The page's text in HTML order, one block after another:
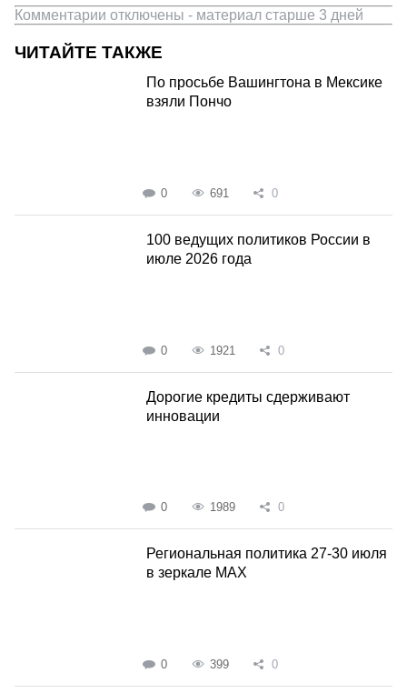
Комментарии отключены - материал старше 3 дней
ЧИТАЙТЕ ТАКЖЕ
По просьбе Вашингтона в Мексике
взяли Пончо
0 691 0
100 ведущих политиков России в
июле 2026 года
0 1921 0
Дорогие кредиты сдерживают
инновации
0 1989 0
Региональная политика 27-30 июля
в зеркале MAX
0 399 0